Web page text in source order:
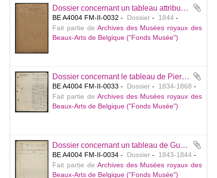
Dossier concernant un tableau attribué à Jean Schooreel [Jan van Scorel] représentant La généalogie du roi David, offert en vente par le marchand d’art J. F. Thys (Bruxelles). — Sans suite.
BE A4004 FM-II-0032 Dossier
1844
Fait partie de Archives des Musées royaux des
Beaux-Arts de Belgique ("Fonds Musée")
Dossier concernant le tableau de Pierre-François Jacobs, César auquel on présente la tête de Pompée (inv. 568 / act. Théodat présentant à César la tête de Pompée), acquis de Louis Alvin, ainsi que la mise en dépôt du tableau d’André Lens, Dalila coupant les cheveux de Samson (inv. 128) à la Commission des anciennes Lois et Ordonnances.
BE A4004 FM-II-0033 Dossier
1834-1868
Fait partie de Archives des Musées royaux des
Beaux-Arts de Belgique ("Fonds Musée")
Dossier concernant un tableau de Guido Reni, représentant La Charité romaine, offert en vente par Mr C. G. Marsily. — Sans suite.
BE A4004 FM-II-0034 Dossier
1843-1844
Fait partie de Archives des Musées royaux des
Beaux-Arts de Belgique ("Fonds Musée")